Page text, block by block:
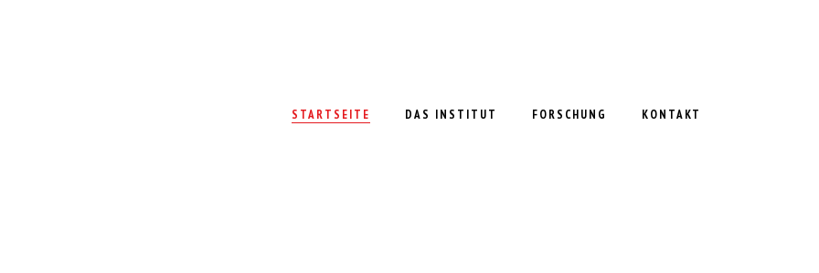
STARTSEITE DAS INSTITUT FORSCHUNG KONTAKT